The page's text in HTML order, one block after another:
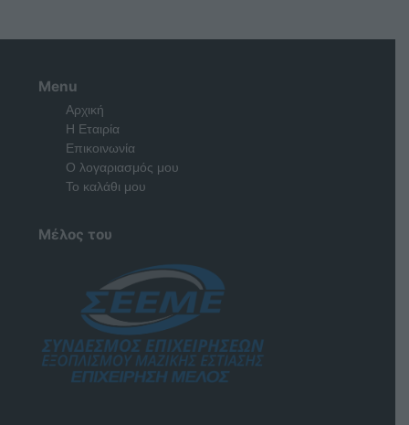
Menu
Αρχική
Η Εταιρία
Επικοινωνία
Ο λογαριασμός μου
Το καλάθι μου
Μέλος του